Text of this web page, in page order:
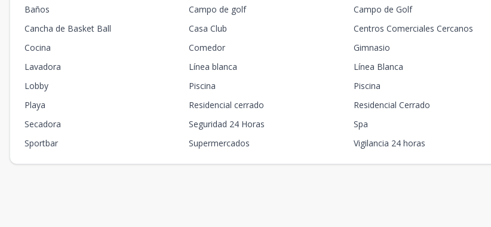
Baños
Campo de golf
Campo de Golf
Cancha de Basket Ball
Casa Club
Centros Comerciales Cercanos
Cocina
Comedor
Gimnasio
Lavadora
Línea blanca
Línea Blanca
Lobby
Piscina
Piscina
Playa
Residencial cerrado
Residencial Cerrado
Secadora
Seguridad 24 Horas
Spa
Sportbar
Supermercados Vigilancia 24 horas